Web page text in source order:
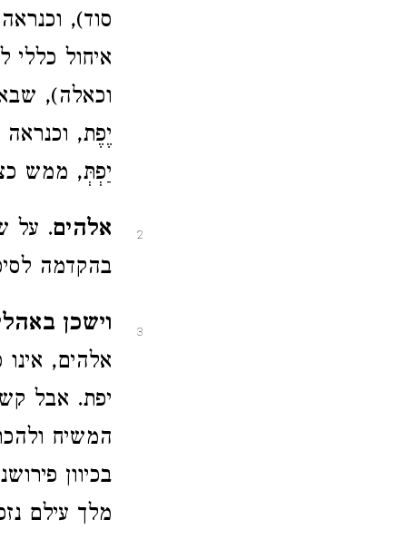
סוד),
איחול כללי
וכאלה), שבא
יֶפֶת,
יַפְתְּ, ממש
2 אלהים. על
בהקדמה
3 וישכן
אלהים,
יפת. אבל
המשיח
בכיוון
מלך עילם